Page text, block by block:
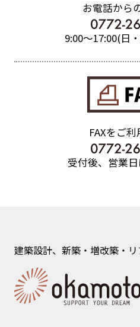
お電話から
9:00〜17:00(日
FAXをご
受付後、営業
建築設計、新築・増改築・